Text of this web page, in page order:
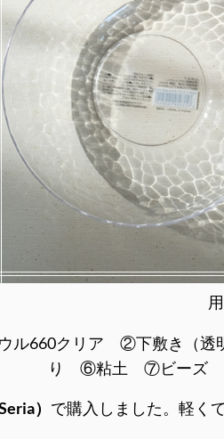
ル660クリア ②下敷き（
り ⑥粘土 ⑦ビーズ
） で購入しました。軽く